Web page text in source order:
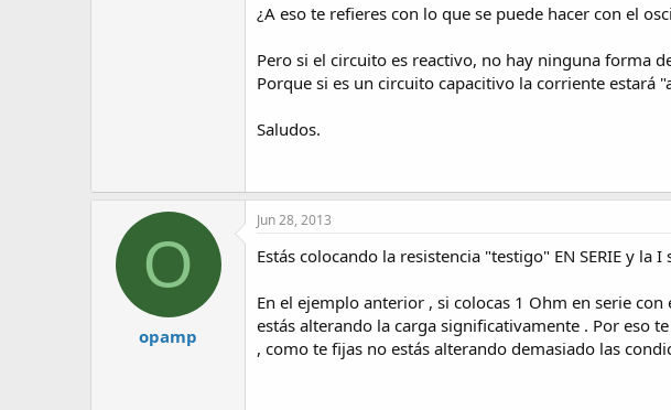
¿A eso te refieres con lo que se puede hacer con el
Pero si el circuito es reactivo, no hay ninguna forma
Porque si es un circuito capacitivo la corriente estará
Saludos.
O
opamp
Jun 28, 2013
Estás colocando la resistencia "testigo" EN SERIE y
En el ejemplo anterior , si colocas 1 Ohm en serie
estás alterando la carga significativamente . Por eso
, como te fijas no estás alterando demasiado las